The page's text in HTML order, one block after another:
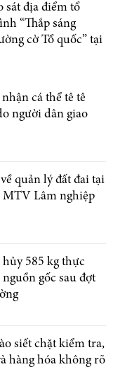
sát địa điểm tổ
“Thắp sáng
cờ Tổ quốc” tại
cá thể tê tê
người dân giao
quản lý đất đai tại
Lâm nghiệp
585 kg thực
gốc sau đợt
siết chặt kiểm tra,
hàng hóa không rõ